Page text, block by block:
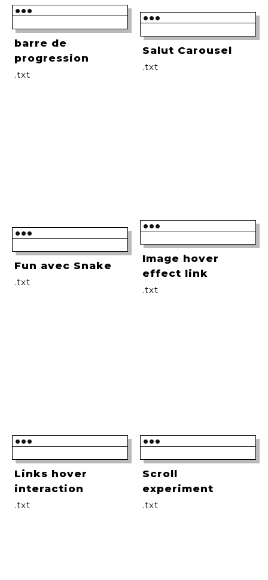
•••
barre de
progression
.txt
•••
Salut Carousel
.txt
•••
Fun avec Snake
.txt
•••
Image hover
effect link
.txt
•••
Links hover
interaction
.txt
•••
Scroll
experiment
.txt